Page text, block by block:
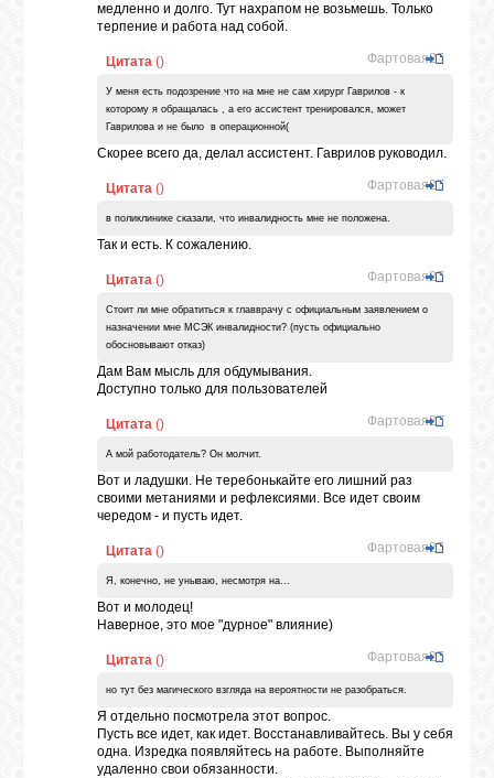
медленно и долго. Тут нахрапом не возьмешь. Только
терпение и работа над собой.
Цитата Фартовая27
()
У меня есть подозрение что на мне не сам хирург Гаврилов - к
которому я обращалась , а его ассистент тренировался, может
Гаврилова и не было в операционной(
Скорее всего да, делал ассистент. Гаврилов руководил.
Цитата Фартовая27
()
в поликлинике сказали, что инвалидность мне не положена.
Так и есть. К сожалению.
Цитата Фартовая27
()
Стоит ли мне обратиться к главврачу с официальным заявлением о
назначении мне МСЭК инвалидности? (пусть официально
обосновывают отказ)
Дам Вам мысль для обдумывания.
Доступно только для пользователей
Цитата Фартовая27
()
А мой работодатель? Он молчит.
Вот и ладушки. Не теребонькайте его лишний раз
своими метаниями и рефлексиями. Все идет своим
чередом - и пусть идет.
Цитата Фартовая27
()
Я, конечно, не унываю, несмотря на...
Вот и молодец!
Наверное, это мое "дурное" влияние)
Цитата Фартовая27
()
но тут без магического взгляда на вероятности не разобраться.
Я отдельно посмотрела этот вопрос.
Пусть все идет, как идет. Восстанавливайтесь. Вы у себя
одна. Изредка появляйтесь на работе. Выполняйте
удаленно свои обязанности.